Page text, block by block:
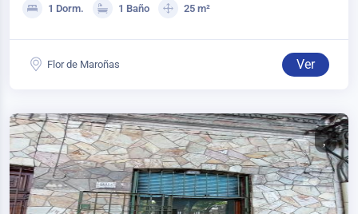
1 Dorm. 1 Baño 25 m²
Flor de Maroñas Ver